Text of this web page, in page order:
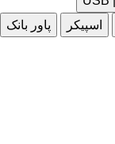
اسپیکر
پاور بانک